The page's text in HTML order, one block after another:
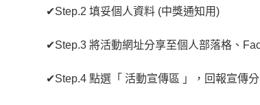
✔Step.2 填妥個人資料 (中獎通知用)
✔Step.3 將活動網址分享至個人部落格、
✔Step.4 點選「 活動宣傳區 」，回報宣傳分